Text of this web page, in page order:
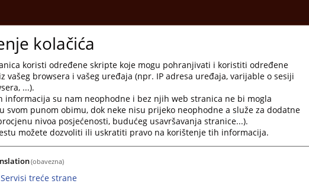
kolačića
koristi određene skripte koje mogu pohranjivati i koristiti određene
vašeg browsera i vašeg uređaja (npr. IP adresa uređaja, varijable o sesiji
...).
informacija su nam neophodne i bez njih web stranica ne bi mogla
svom punom obimu, dok neke nisu prijeko neophodne a služe za dodatne
nivoa posjećenosti, budućeg usavršavanja stranice...).
možete dozvoliti ili uskratiti pravo na korištenje tih informacija.
(obavezna)
Servisi treće strane